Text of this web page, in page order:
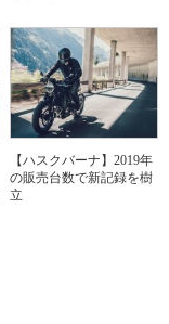
【ハスクバーナ】2019年
の販売台数で新記録を樹
立